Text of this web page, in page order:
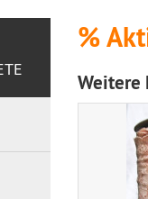
%
Weitere